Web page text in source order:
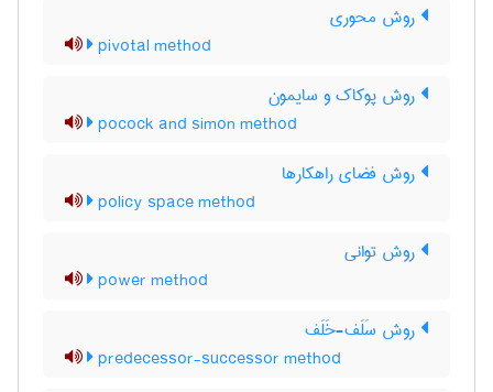
روش محوری
pivotal method
روش پوکاک و سایمون
pocock and simon method
روش فضای راهکارها
policy space method
روش توانی
power method
روش سَلَف-خَلَف
predecessor-successor method